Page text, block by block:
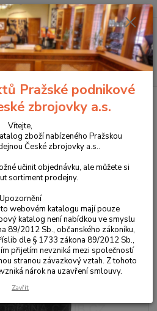
Menu
Hledat
díly
Pro dlouhé zbraně
pro CZ 600 / 457
Pražské podnikové
zbrojovky a.s.
Vítejte,
zboží nabízeného Pražskou
České zbrojovky a.s..
učinit objednávku, ale můžete si
sortiment prodejny.
Upozornění
webovém katalogu mají pouze
katalog není nabídkou ve smyslu
89/2012 Sb., občanského zákoníku,
dle § 1733 zákona 89/2012 Sb.,
přijetím nevzniká mezi společností
stranou závazkový vztah. Z tohoto
nárok na uzavření smlouvy.
Zavřít